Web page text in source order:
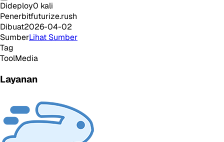
Dideploy0 kali
Penerbitfuturize.rush
Dibuat2026-04-02
SumberLihat Sumber
Tag
ToolMedia
Layanan